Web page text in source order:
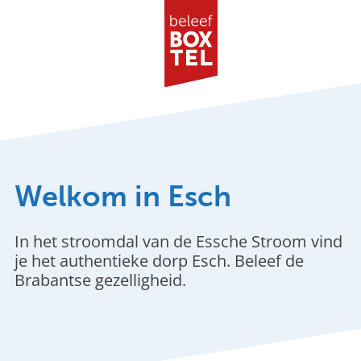
d
h
o
m
Welkom in Esch
In het stroomdal van de Essche Stroom vind
je het authentieke dorp Esch. Beleef de
Brabantse gezelligheid.